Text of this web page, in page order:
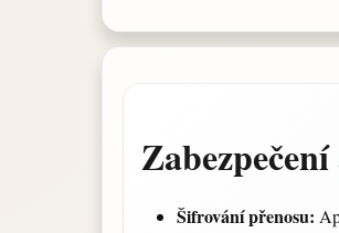
Šifrování přenosu: